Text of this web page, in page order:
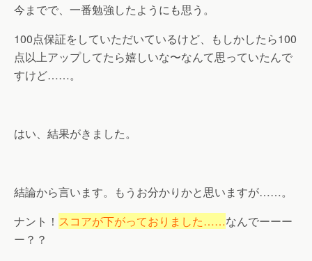
今までで、一番勉強したようにも思う。
100点保証をしていただいているけど、もしかしたら100
点以上アップしてたら嬉しいな〜なんて思っていたんで
すけど……。
はい、結果がきました。
結論から言います。もうお分かりかと思いますが……。
ナント！ スコアが下がっておりました……なんでーーー
ー？？